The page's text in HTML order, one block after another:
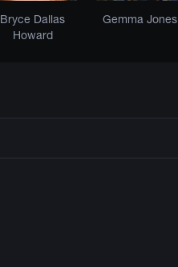
Bryce Dallas
Howard
Gemma Jones